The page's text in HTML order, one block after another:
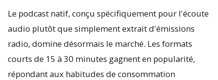
Le podcast natif, conçu spécifiquement pour l'écoute
audio plutôt que simplement extrait d'émissions
radio, domine désormais le marché. Les formats
courts de 15 à 30 minutes gagnent en popularité,
répondant aux habitudes de consommation